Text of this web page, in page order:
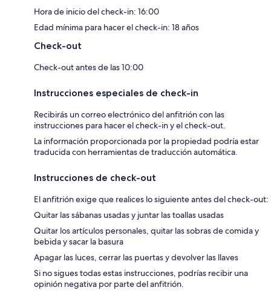
Hora de inicio del check-in: 16:00
Edad mínima para hacer el check-in: 18 años
Check-out
Check-out antes de las 10:00
Instrucciones especiales de check-in
Recibirás un correo electrónico del anfitrión con las
instrucciones para hacer el check-in y el check-out.
La información proporcionada por la propiedad podría estar
traducida con herramientas de traducción automática.
Instrucciones de check-out
El anfitrión exige que realices lo siguiente antes del check-out:
Quitar las sábanas usadas y juntar las toallas usadas
Quitar los artículos personales, quitar las sobras de comida y
bebida y sacar la basura
Apagar las luces, cerrar las puertas y devolver las llaves
Si no sigues todas estas instrucciones, podrías recibir una
opinión negativa por parte del anfitrión.